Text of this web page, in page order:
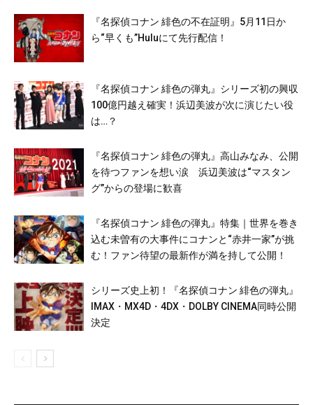
『名探偵コナン 緋色の不在証明』5月11日か
ら“早くも”Huluにて先行配信！
『名探偵コナン 緋色の弾丸』シリーズ初の興収
100億円越え確実！浜辺美波が次に演じたい役
は…？
『名探偵コナン 緋色の弾丸』高山みなみ、公開
を待つファンを想い涙 浜辺美波は“マスタン
グ”からの登場に歓喜
『名探偵コナン 緋色の弾丸』特集｜世界を巻き
込む未曽有の大事件にコナンと“赤井一家”が挑
む！ファン待望の最新作が満を持して公開！
シリーズ史上初！『名探偵コナン 緋色の弾丸』
IMAX・MX4D・4DX・DOLBY CINEMA同時公開
決定